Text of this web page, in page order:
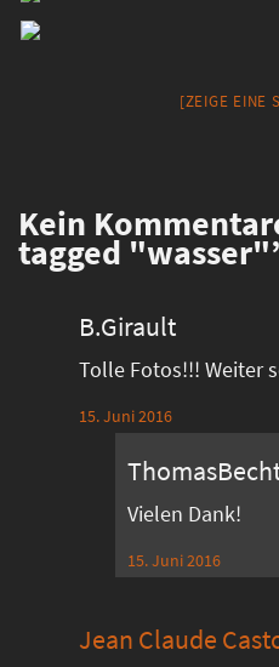
[ZEIGE EINE
Kein
tagged
B.Girault
Tolle Fotos!!! Weiter
15. Juni 2016
Vielen Dank!
15. Juni 2016
Jean Claude